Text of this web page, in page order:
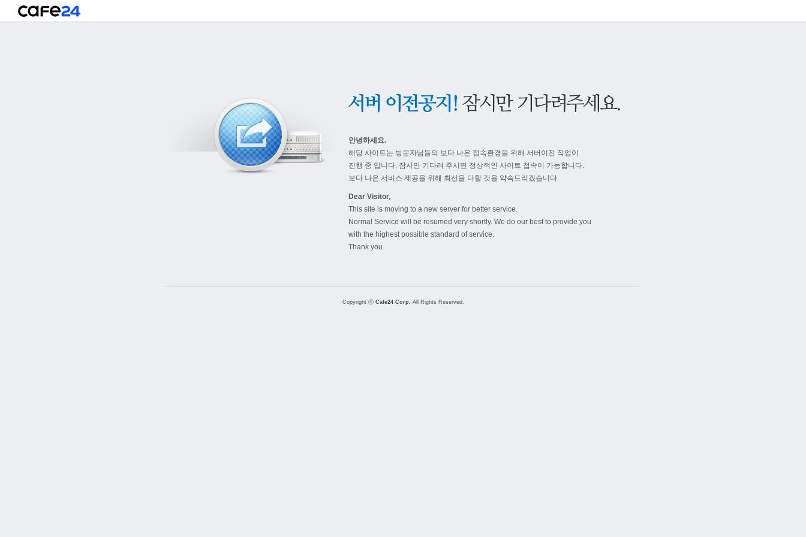
안녕하세요.
해당 사이트는 방문자님들의 보다 나은 접속환경을 위해 서버이전 작업이
진행 중 입니다. 잠시만 기다려 주시면 정상적인 사이트 접속이 가능합니다.
보다 나은 서비스 제공을 위해 최선을 다할 것을 약속드리겠습니다.
Dear Visitor,
This site is moving to a new server for better service.
Normal Service will be resumed very shortly. We do our best to provide you
with the highest possible standard of service.
Thank you.
Copyright ⓒ Cafe24 Corp. All Rights Reserved.